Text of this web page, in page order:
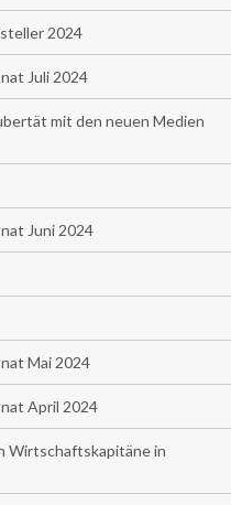
2024
Juli 2024
mit den neuen Medien
Juni 2024
Mai 2024
April 2024
Wirtschaftskapitäne in